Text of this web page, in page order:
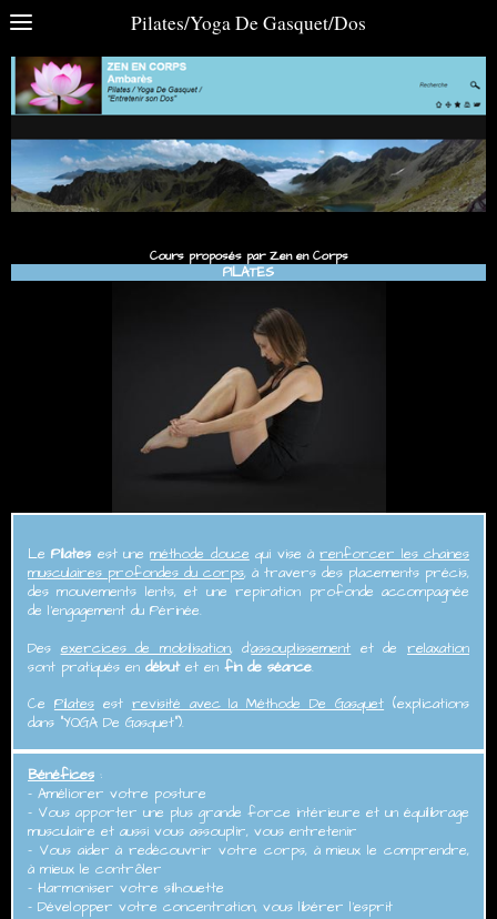
Pilates/Yoga De Gasquet/Dos
Cours proposés par Zen en Corps
PILATES
LePilates est uneméthode douce qui vise àrenforcer les chaines
musculaires profondes du corps, à travers des placements précis,
des mouvements lents, et une repiration profonde accompagnée
de l'engagement du Périnée.
Des exercices de mobilisation, d'assouplissement et derelaxation
sont pratiqués en débutet en fin de séance.
Ce Pilatesest revisité avec la Méthode De Gasquet (explications
dans "YOGA De Gasquet").
Bénéfices :
- Améliorer votre posture
- Vous apporter une plus grande force intérieure et un équilibrage
musculaire et aussi vous assouplir, vous entretenir
- Vous aider à redécouvrir votre corps, à mieux le comprendre,
à mieux le contrôler
- Harmoniser votre silhouette
- Développer votre concentration, vous libérer l'esprit